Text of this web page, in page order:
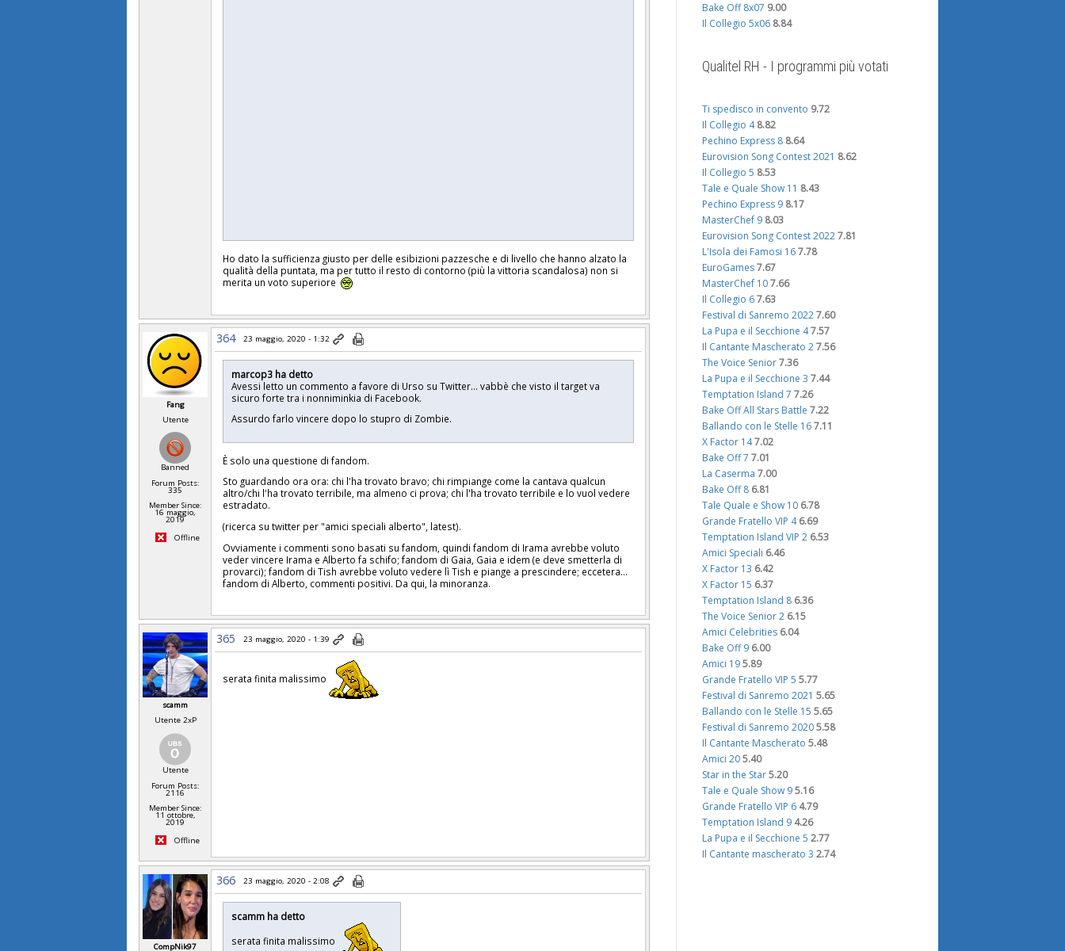
Ho dato la sufficienza giusto per delle esibizioni pazzesche e di livello che hanno alzato la
qualità della puntata, ma per tutto il resto di contorno (più la vittoria scandalosa) non si
merita un voto superiore
Fang
Utente
Banned
Forum Posts:
335
Member Since:
16 maggio,
2019
Offline
364 23 maggio, 2020 - 1:32
marcop3 ha detto
Avessi letto un commento a favore di Urso su Twitter... vabbè che visto il target va
sicuro forte tra i nonniminkia di Facebook.
Assurdo farlo vincere dopo lo stupro di Zombie.
È solo una questione di fandom.
Sto guardando ora ora: chi l'ha trovato bravo; chi rimpiange come la cantava qualcun
altro/chi l'ha trovato terribile, ma almeno ci prova; chi l'ha trovato terribile e lo vuol vedere
estradato.
(ricerca su twitter per "amici speciali alberto", latest).
Ovviamente i commenti sono basati su fandom, quindi fandom di Irama avrebbe voluto
veder vincere Irama e Alberto fa schifo; fandom di Gaia, Gaia e idem (e deve smetterla di
provarci); fandom di Tish avrebbe voluto vedere lì Tish e piange a prescindere; eccetera...
fandom di Alberto, commenti positivi. Da qui, la minoranza.
scamm
Utente 2xP
Utente
Forum Posts:
2116
Member Since:
11 ottobre,
2019
Offline
365 23 maggio, 2020 - 1:39
serata finita malissimo
CompNik97
366 23 maggio, 2020 - 2:08
scamm ha detto
serata finita malissimo
Bake Off 8x07 9.00
Il Collegio 5x06 8.84
Qualitel RH - I programmi più votati
Ti spedisco in convento 9.72
Il Collegio 4 8.82
Pechino Express 8 8.64
Eurovision Song Contest 2021 8.62
Il Collegio 5 8.53
Tale e Quale Show 11 8.43
Pechino Express 9 8.17
MasterChef 9 8.03
Eurovision Song Contest 2022 7.81
L'Isola dei Famosi 16 7.78
EuroGames 7.67
MasterChef 10 7.66
Il Collegio 6 7.63
Festival di Sanremo 2022 7.60
La Pupa e il Secchione 47.57
Il Cantante Mascherato 2 7.56
The Voice Senior 7.36
La Pupa e il Secchione 3 7.44
Temptation Island 7 7.26
Bake Off All Stars Battle 7.22
Ballando con le Stelle 16 7.11
X Factor 147.02
Bake Off 7 7.01
La Caserma 7.00
Bake Off 8 6.81
Tale Quale e Show 10 6.78
Grande Fratello VIP 4 6.69
Temptation Island VIP 2 6.53
Amici Speciali 6.46
X Factor 13 6.42
X Factor 15 6.37
Temptation Island 8 6.36
The Voice Senior 2 6.15
Amici Celebrities 6.04
Bake Off 9 6.00
Amici 19 5.89
Grande Fratello VIP 5 5.77
Festival di Sanremo 2021 5.65
Ballando con le Stelle 15 5.65
Festival di Sanremo 2020 5.58
Il Cantante Mascherato 5.48
Amici 20 5.40
Star in the Star 5.20
Tale e Quale Show 9 5.16
Grande Fratello VIP 6 4.79
Temptation Island 9 4.26
La Pupa e il Secchione 5 2.77
Il Cantante mascherato 3 2.74